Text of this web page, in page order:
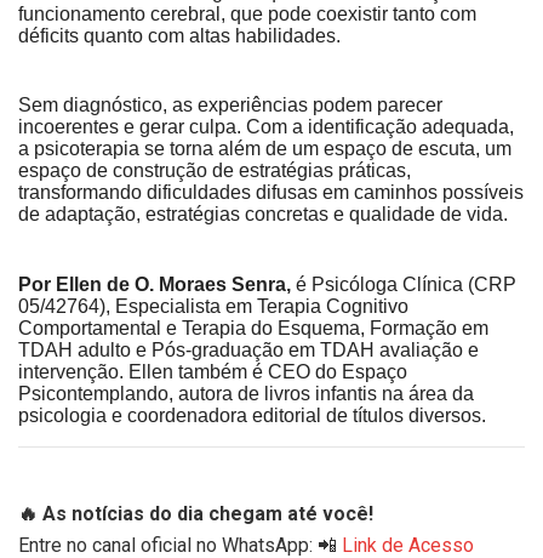
funcionamento cerebral, que pode coexistir tanto com
déficits quanto com altas habilidades.
Sem diagnóstico, as experiências podem parecer
incoerentes e gerar culpa. Com a identificação adequada,
a psicoterapia se torna além de um espaço de escuta, um
espaço de construção de estratégias práticas,
transformando dificuldades difusas em caminhos possíveis
de adaptação, estratégias concretas e qualidade de vida.
Por Ellen de O. Moraes Senra, é Psicóloga Clínica (CRP
05/42764), Especialista em Terapia Cognitivo
Comportamental e Terapia do Esquema, Formação em
TDAH adulto e Pós-graduação em TDAH avaliação e
intervenção. Ellen também é CEO do Espaço
Psicontemplando, autora de livros infantis na área da
psicologia e coordenadora editorial de títulos diversos.
🔥 As notícias do dia chegam até você!
Entre no canal oficial no WhatsApp: 📲 Link de Acesso